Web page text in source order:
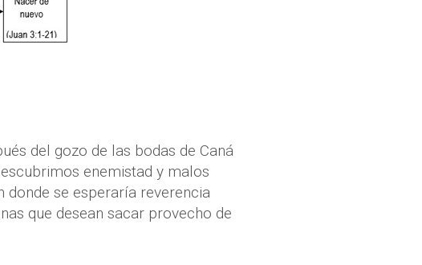
del gozo de las bodas de Caná
enemistad y malos
donde se esperaría reverencia
que desean sacar provecho de